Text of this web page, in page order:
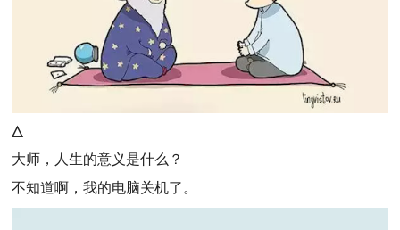
△
大师，人生的意义是什么？
不知道啊，我的电脑关机了。